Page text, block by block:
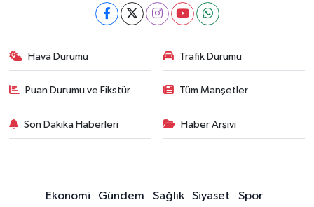
Hava Durumu Trafik Durumu
Puan Durumu ve Fikstür Tüm Manşetler
Son Dakika Haberleri Haber Arşivi
Ekonomi Gündem Sağlık Siyaset Spor